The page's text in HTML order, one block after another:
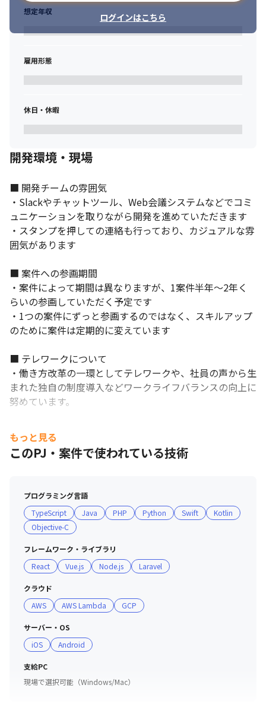
■薬剤データ集計システム（SES・受託併用／開発体制6名）
＜技術スタック＞
フロントエンド：JavaScript、Highcharts
インフラ：AWS（CloudFront、ECS、Aurora PostgreSQL）
メント等の管理職ルートを選択可能です。
希望や特性に合わせた育成プランや各種研修がございます。
【働き方・給与の特徴】
・リモートと出社を組み合わせたハイブリッド勤務が主流。
れた取り組み）。
・平均残業時間月11時間。残業代は分単位で支給。
・業務が完了していれば「ハッピータイム制度（定時30分前の退
勤可）」を利用して早上がりも可能です。
・前年度比で給与が30％アップした社員もおり、事業成長の成果
はしっかりと社員に還元される仕組みがあります。
制を整えています。
【PC】
案件内容により選定するため、以下は一例となります
・mouse K5(W10x64)
Ci7-2.6G/16G/1TB/15.6
【業務内容補足】
雇入れ直後：上記参照
変更の範囲：当社における各種業務全般
ログインはこちら
想定年収
雇用形態
休日・休暇
開発環境・現場
■ 開発チームの雰囲気
・Slackやチャットツール、Web会議システムなどでコミ
ュニケーションを取りながら開発を進めていただきます
・スタンプを押しての連絡も行っており、カジュアルな雰
囲気があります
■ 案件への参画期間
・案件によって期間は異なりますが、1案件半年～2年く
らいの参画していただく予定です
・1つの案件にずっと参画するのではなく、スキルアップ
のために案件は定期的に変えています
■ テレワークについて
・働き方改革の一環としてテレワークや、社員の声から生
まれた独自の制度導入などワークライフバランスの向上に
努めています。
■ ZEROLABOでレベルアップ
・参加自由な技術習得の場としてZEROLABOがあります
・最新言語の現況や、チームを組んでのアプリ作成など自
もあります
■ 評価制度
・能力評価はテクニカルスキルとヒューマンスキルの2軸
で行っており、各ランク毎に指標を設定しています
・この能力評価が給与テーブルとリンクしているため、給
与額の根拠もとても明確です
■ 業務以外の「チーム活動」
・一人ひとりがビジネス視点をもったゼネラリストとして
付加価値を生み出せるよう、多くの社員が通常業務以外の
＜チームR「採用」＞
もっと見る
このPJ・案件で使われている技術
プログラミング言語
TypeScript
Java PHP Python Swift
Kotlin
Objective-C
フレームワーク・ライブラリ
React
Vue.js Node.js Laravel
クラウド
AWS
AWS Lambda GCP
サーバー・OS
iOS
Android
支給PC
現場で選択可能（Windows/Mac）